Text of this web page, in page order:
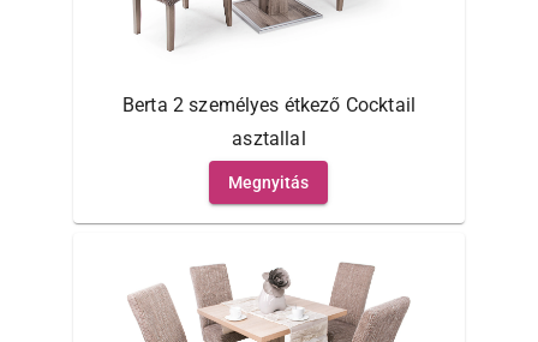
Berta 2 személyes étkező Cocktail
asztallal
Megnyitás